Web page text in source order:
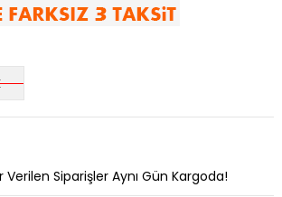
Verilen Siparişler Aynı Gün Kargoda!